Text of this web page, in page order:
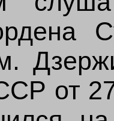
от